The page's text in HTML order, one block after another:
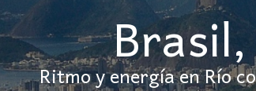
Ritmo y energía en Río